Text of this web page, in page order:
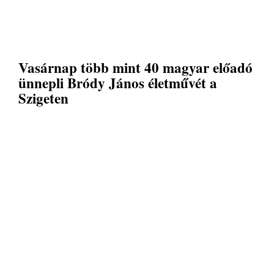
Vasárnap több mint 40 magyar előadó
ünnepli Bródy János életművét a
Szigeten